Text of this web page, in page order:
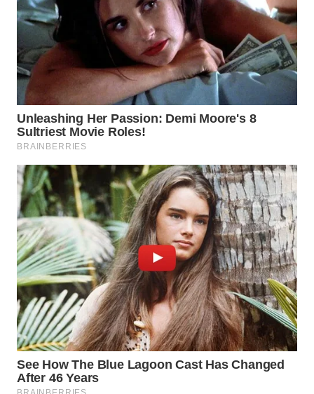
WN
LANGKAT
WN
TAPANULI
WN
TANJUNG
LESUNG
WN
KARO
WN
SIMALUNGUN
WN
LABUHANBATU